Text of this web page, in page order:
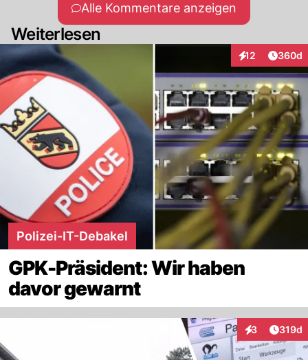
Alle Kommentare anzeigen
Weiterlesen
12
Interaktionen
360d
Polizei-IT-Debakel
GPK-Präsident: Wir haben
davor gewarnt
3
Interaktionen
319d